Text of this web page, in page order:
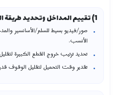
1) تقييم المداخل وتحديد طريقة التنفيذ
صور/فيديو بسيط للسلم/الأسانسير
الأنسب.
تحديد ترتيب خروج القطع الكبيرة
تقدير وقت التحميل لتقليل الوقوف